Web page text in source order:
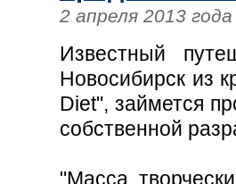
2 апреля 2013 года
Известный
Новосибирск из
Diet", займется
собственной
"Масса